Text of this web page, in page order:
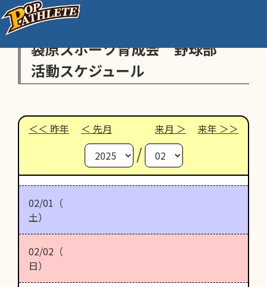
袋原スポーツ育成会 野球部
活動スケジュール
昨年 先月 来月 来年
/
02/01（
土）
02/02（
日）